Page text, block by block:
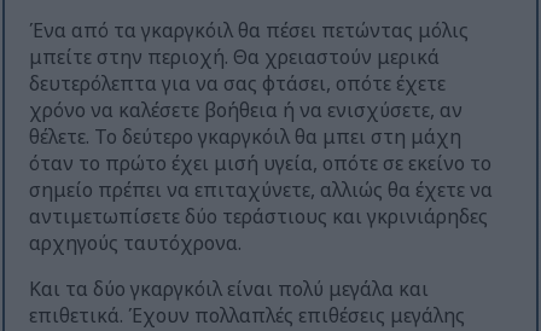
Ένα από τα γκαργκόιλ θα πέσει πετώντας μόλις
μπείτε στην περιοχή. Θα χρειαστούν μερικά
δευτερόλεπτα για να σας φτάσει, οπότε έχετε
χρόνο να καλέσετε βοήθεια ή να ενισχύσετε, αν
θέλετε. Το δεύτερο γκαργκόιλ θα μπει στη μάχη
όταν το πρώτο έχει μισή υγεία, οπότε σε εκείνο το
σημείο πρέπει να επιταχύνετε, αλλιώς θα έχετε να
αντιμετωπίσετε δύο τεράστιους και γκρινιάρηδες
αρχηγούς ταυτόχρονα.
Και τα δύο γκαργκόιλ είναι πολύ μεγάλα και
επιθετικά. Έχουν πολλαπλές επιθέσεις μεγάλης